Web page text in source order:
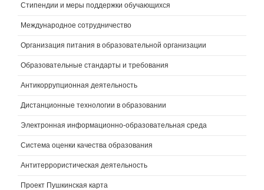
Стипендии и меры поддержки обучающихся
Международное сотрудничество
Организация питания в образовательной организации
Образовательные стандарты и требования
Антикоррупционная деятельность
Дистанционные технологии в образовании
Электронная информационно-образовательная среда
Система оценки качества образования
Антитеррористическая деятельность
Проект Пушкинская карта